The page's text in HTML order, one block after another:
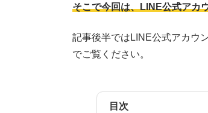
そこで今回は、LINE公式アカ
記事後半ではLINE公式アカウ
でご覧ください。
目次